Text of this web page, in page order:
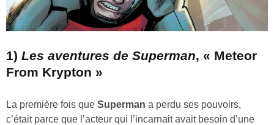
1) Les aventures de Superman, « Meteor
From Krypton »
La première fois que Superman a perdu ses pouvoirs,
c’était parce que l’acteur qui l’incarnait avait besoin d’une